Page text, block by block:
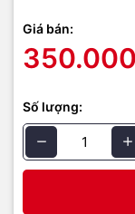
Giá bán:
Số lượng: